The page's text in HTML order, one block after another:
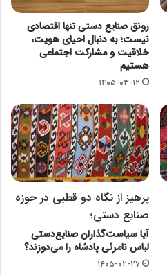
رونق صنایع دستی تنها اقتصادی
نیست؛ به دنبال احیای هویت،
خلاقیت و مشارکت اجتماعی
هستیم
۱۴۰۵-۰۳-۱۲
پرهیز از نگاه دو قطبی در حوزه
صنایع دستی؛
آیا سیاست‌گذاران صنایع‌دستی
لباس نامرئی پادشاه را می‌دوزند؟
۱۴۰۵-۰۲-۲۷